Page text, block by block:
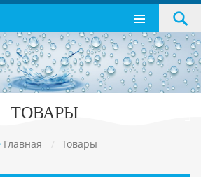
ТОВАРЫ
Главная / Товары